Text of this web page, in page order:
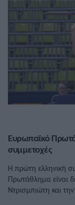
Ευρωπαϊκό
συμμετοχές
Η πρώτη ελληνική
Πρωτάθλημα είναι
Ντρισμπιώτη και